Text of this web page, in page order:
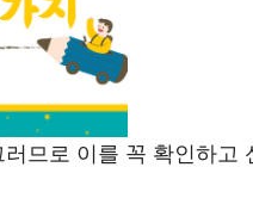
므로 이를 꼭 확인하고